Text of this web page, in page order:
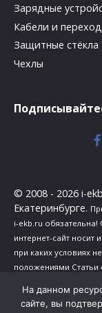
Зарядные
Кабели и
Защитные стёкла
Чехлы
© 2008 - 2026 i-
Екатеринбурге.
i-ekb.ru
интернет-сайт
при каких условиях
положениями Статьи
Политика в
Сведения о
На данном
сайте, вы